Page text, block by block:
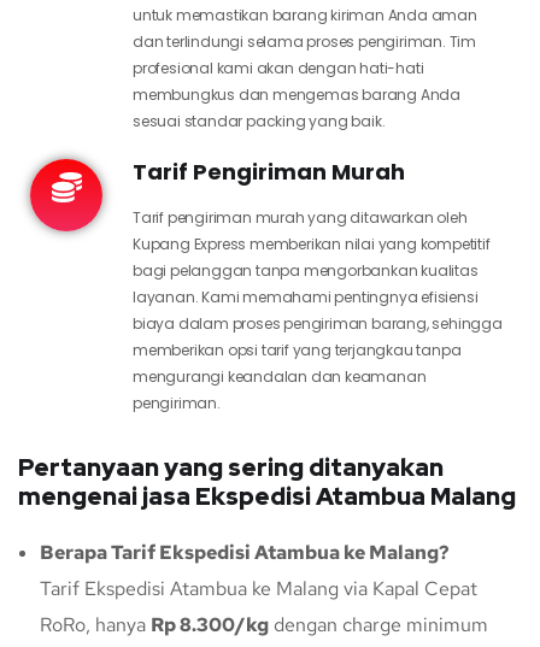
untuk memastikan barang kiriman Anda aman
dan terlindungi selama proses pengiriman. Tim
profesional kami akan dengan hati-hati
membungkus dan mengemas barang Anda
sesuai standar packing yang baik.
Tarif Pengiriman Murah
Tarif pengiriman murah yang ditawarkan oleh
Kupang Express memberikan nilai yang kompetitif
bagi pelanggan tanpa mengorbankan kualitas
layanan. Kami memahami pentingnya efisiensi
biaya dalam proses pengiriman barang, sehingga
memberikan opsi tarif yang terjangkau tanpa
mengurangi keandalan dan keamanan
pengiriman.
Pertanyaan yang sering ditanyakan
mengenai jasa Ekspedisi Atambua Malang
Berapa Tarif Ekspedisi Atambua ke Malang?
Tarif Ekspedisi Atambua ke Malang via Kapal Cepat
RoRo, hanya Rp 8.300/kg dengan charge minimum